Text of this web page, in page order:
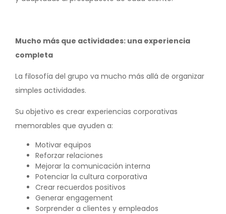
Mucho más que actividades: una experiencia
completa
La filosofía del grupo va mucho más allá de organizar
simples actividades.
Su objetivo es crear experiencias corporativas
memorables que ayuden a:
Motivar equipos
Reforzar relaciones
Mejorar la comunicación interna
Potenciar la cultura corporativa
Crear recuerdos positivos
Generar engagement
Sorprender a clientes y empleados